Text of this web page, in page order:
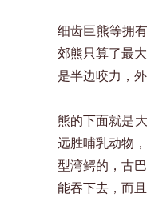
细齿巨熊等拥
郊熊只算了最
是半边咬力，
熊的下面就是
远胜哺乳动物
型湾鳄的，古
能吞下去，而